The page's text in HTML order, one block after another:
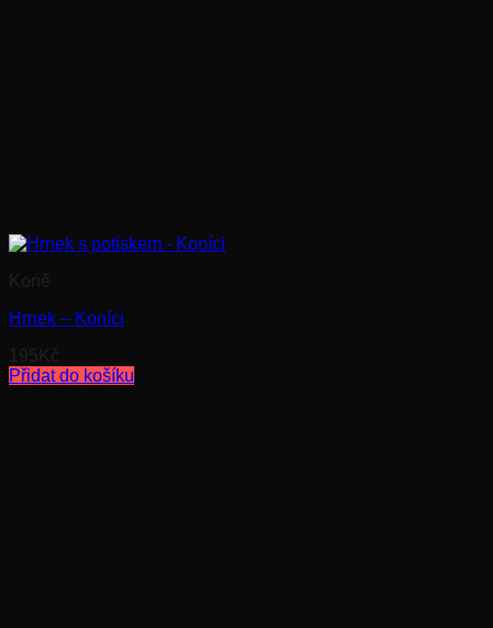
Koně
Hrnek – Koníci
195 Kč
Přidat do košíku